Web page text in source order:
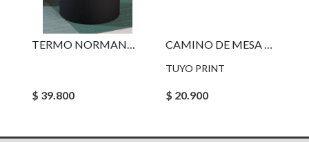
TERMO NORMANN COPENHAGEN GEO
$ 39.800
CAMINO DE MESA LIMONES
TUYO PRINT
$ 20.900